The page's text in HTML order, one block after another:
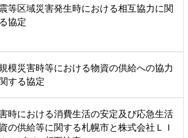
等区域災害発生時における相互協力に関
協定
模災害時等における物資の供給への協力
する協定
時における消費生活の安定及び応急生活
の供給等に関する札幌市と株式会社ＬＩ